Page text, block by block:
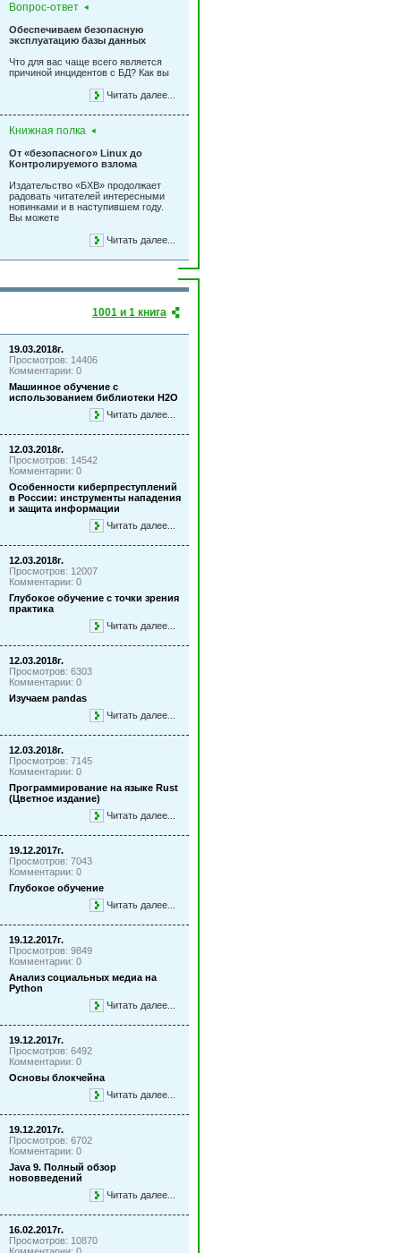
Вопрос-ответ
Обеспечиваем безопасную
эксплуатацию базы данных
Что для вас чаще всего является
причиной инцидентов с БД? Как вы
Читать далее...
Книжная полка
От «безопасного» Linux до
Контролируемого взлома
Издательство «БХВ» продолжает
радовать читателей интересными
новинками и в наступившем году.
Вы можете
Читать далее...
1001 и 1 книга
19.03.2018г.
Просмотров: 14406
Комментарии: 0
Машинное обучение с
использованием библиотеки Н2О
Читать далее...
12.03.2018г.
Просмотров: 14542
Комментарии: 0
Особенности киберпреступлений
в России: инструменты нападения
и защита информации
Читать далее...
12.03.2018г.
Просмотров: 12007
Комментарии: 0
Глубокое обучение с точки зрения
практика
Читать далее...
12.03.2018г.
Просмотров: 6303
Комментарии: 0
Изучаем pandas
Читать далее...
12.03.2018г.
Просмотров: 7145
Комментарии: 0
Программирование на языке Rust
(Цветное издание)
Читать далее...
19.12.2017г.
Просмотров: 7043
Комментарии: 0
Глубокое обучение
Читать далее...
19.12.2017г.
Просмотров: 9849
Комментарии: 0
Анализ социальных медиа на
Python
Читать далее...
19.12.2017г.
Просмотров: 6492
Комментарии: 0
Основы блокчейна
Читать далее...
19.12.2017г.
Просмотров: 6702
Комментарии: 0
Java 9. Полный обзор
нововведений
Читать далее...
16.02.2017г.
Просмотров: 10870